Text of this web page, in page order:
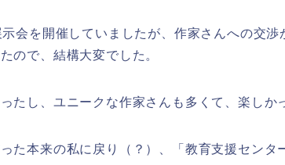
会を開催していましたが、作家さんへの交
ので、結構大変でした。
たし、ユニークな作家さんも多くて、楽しか
た本来の私に戻り（？）、「教育支援センタ